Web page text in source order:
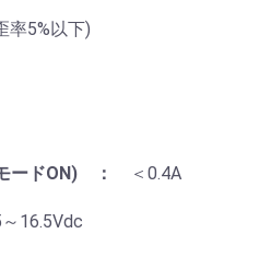
率5%以下)
ードON) ： ＜0.4A
16.5Vdc